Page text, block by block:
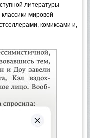
литературы –
мировой
комиксами и,